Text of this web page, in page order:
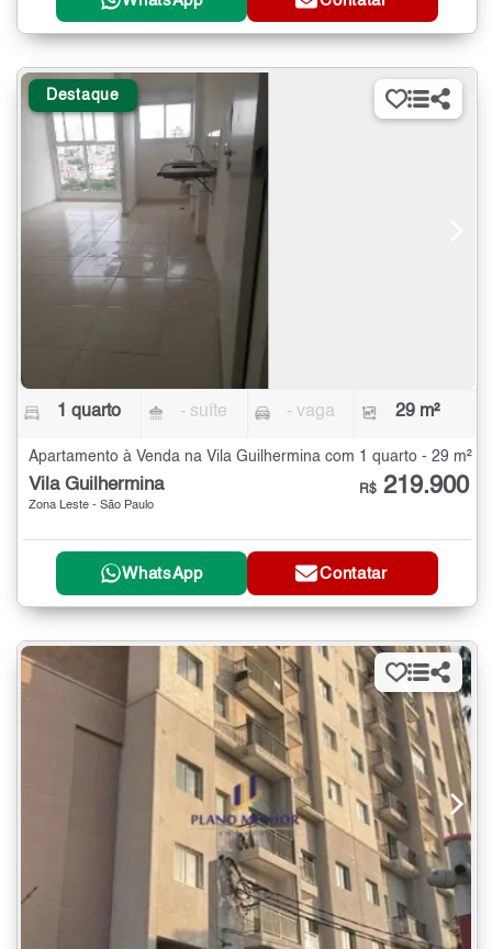
Destaque
1 quarto - suíte - vaga 29 m²
Apartamento à Venda na Vila Guilhermina com 1 quarto - 29 m²
Vila Guilhermina
Zona Leste - São Paulo
R$ 219.900
WhatsApp Contatar